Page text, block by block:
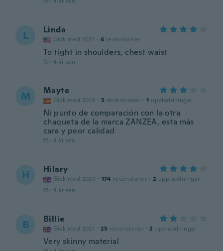
L Linda
Gick med 2021 · 6 recensioner
To tight in shoulders, chest waist
för 4 år sen
M Mayte
Gick med 2019 · 5 recensioner · 1 uppladdningar
Ni punto de comparación con la otra
chaqueta de la marca ZANZEA, esta más
cara y peor calidad
för 4 år sen
H Hilary
Gick med 2020 · 174 recensioner · 2 uppladdningar
för 4 år sen
B Billie
Gick med 2021 · 25 recensioner · 2 uppladdningar
Very skinny material